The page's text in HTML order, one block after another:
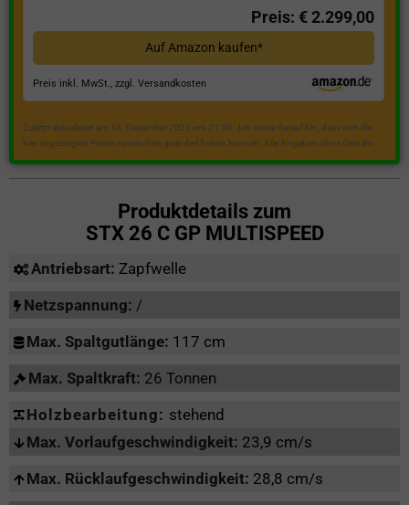
Preis: € 2.299,00
Auf Amazon kaufen*
Preis inkl. MwSt., zzgl. Versandkosten
Zuletzt aktualisiert am 18. Dezember 2023 um 21:50 . Ich weise darauf hin, dass sich die
hier angezeigten Preise inzwischen geändert haben können. Alle Angaben ohne Gewähr.
Produktdetails zum
STX 26 C GP MULTISPEED
Antriebsart: Zapfwelle
Netzspannung: /
Max. Spaltgutlänge: 117 cm
Max. Spaltkraft: 26 Tonnen
Holzbearbeitung: stehend
Max. Vorlaufgeschwindigkeit: 23,9 cm/s
Max. Rücklaufgeschwindigkeit: 28,8 cm/s